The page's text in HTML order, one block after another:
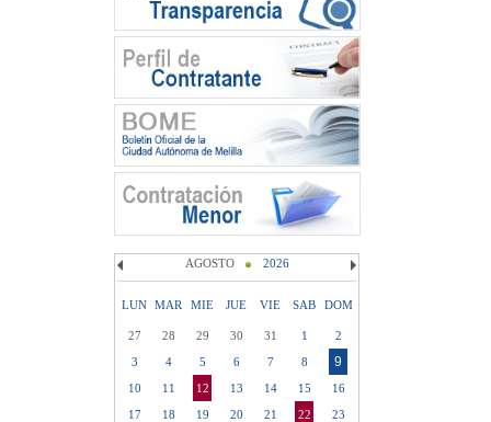
AGOSTO 2026
LUN MAR MIE JUE VIE SAB DOM
27 28 29 30 31 1
2
3
4 5 6 7 8 9
10 11 12 13 14 15
16
17
18 19 20 21 22
23